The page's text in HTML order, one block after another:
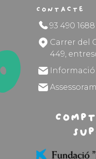
Contacte
93 490 1688
Carrer del
449,
Informació